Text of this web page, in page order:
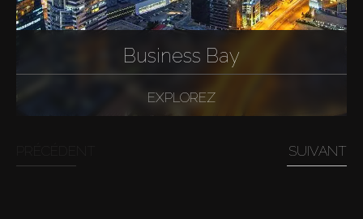
Business Bay
EXPLOREZ
SUIVANT